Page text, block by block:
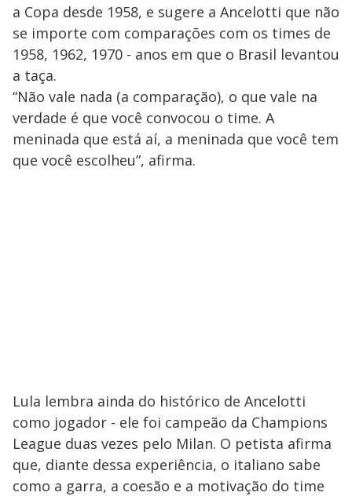
a Copa desde 1958, e sugere a Ancelotti que não
se importe com comparações com os times de
1958, 1962, 1970 - anos em que o Brasil levantou
a taça.
“Não vale nada (a comparação), o que vale na
verdade é que você convocou o time. A
meninada que está aí, a meninada que você tem
que você escolheu”, afirma.
Lula lembra ainda do histórico de Ancelotti
como jogador - ele foi campeão da Champions
League duas vezes pelo Milan. O petista afirma
que, diante dessa experiência, o italiano sabe
como a garra, a coesão e a motivação do time